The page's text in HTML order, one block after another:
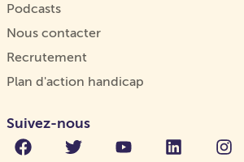
Podcasts
Nous contacter
Recrutement
Plan d'action handicap
Suivez-nous